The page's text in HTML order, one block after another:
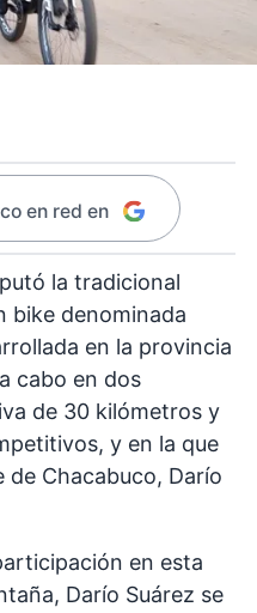
en red en
la tradicional
bike denominada
en la provincia
cabo en dos
de 30 kilómetros y
y en la que
Chacabuco, Darío
en esta
Darío Suárez se